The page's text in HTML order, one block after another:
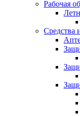
Рабочая
Средства